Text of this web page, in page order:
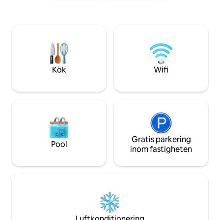
till ett gym på plats för att höja nivån på
er vistelse. Dessutom, nära till
restauranger och shopping, väntar din
avkopplande bas i Lubbock!
Kök Wifi
Pool
Gratis parkering
inom fastigheten